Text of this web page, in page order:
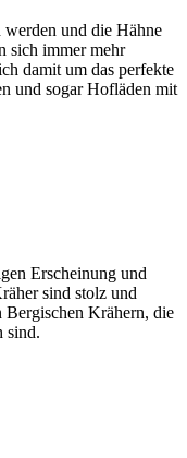
werden und die Hähne
sich immer mehr
damit um das perfekte
und sogar Hofläden mit
Erscheinung und
sind stolz und
Bergischen Krähern, die
sind.